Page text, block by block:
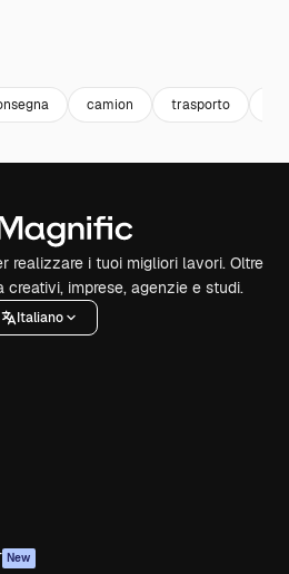
camion trasporto
realizzare i tuoi migliori lavori. Oltre
creativi, imprese, agenzie e studi.
Italiano
New